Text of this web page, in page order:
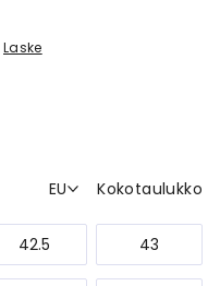
Laske
EU Kokotaulukko
42.5 43